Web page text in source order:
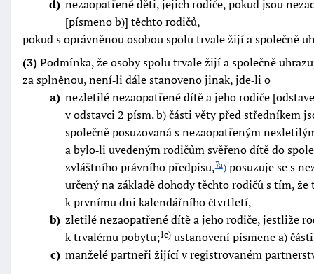
d nezaopatřené děti, jejich rodiče, pokud jsou
[písmeno b)] těchto rodičů,
pokud s oprávněnou osobou spolu trvale žijí a společně
(3)Podmínka, že osoby spolu trvale žijí a společně
za splněnou, není‑li dále stanoveno jinak, jde‑li o
a nezletilé nezaopatřené dítě a jeho rodiče
v odstavci 2 písm. b) části věty před středníkem
společně posuzovaná s nezaopatřeným
a bylo‑li uvedeným rodičům svěřeno dítě do
zvláštního právního předpisu,7a)posuzuje se s
určený na základě dohody těchto rodičů s tím,
k prvnímu dni kalendářního čtvrtletí,
b zletilé nezaopatřené dítě a jeho rodiče, jestliže
k trvalému pobytu;1c)ustanovení písmene a)
c manželé partneři žijící v registrovaném